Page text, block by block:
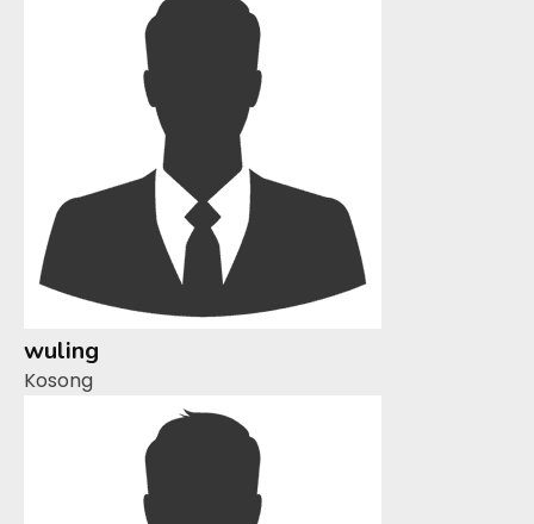
wuling
Kosong